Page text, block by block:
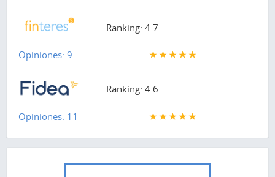
Ranking: 4.7
Opiniones: 9
Ranking: 4.6
Opiniones: 11